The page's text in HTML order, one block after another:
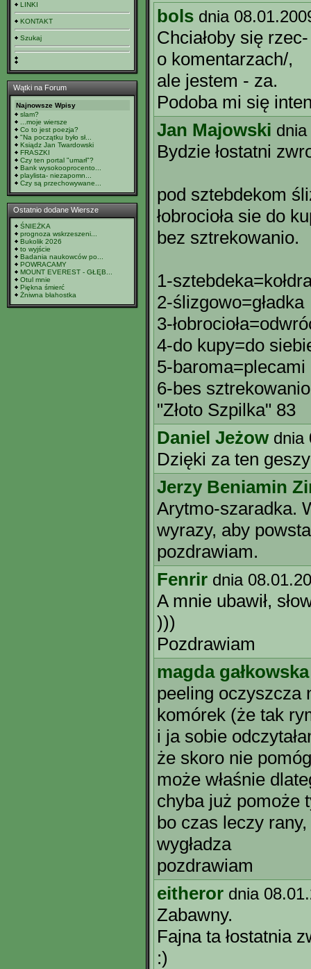
LINKI
KONTAKT
Szukaj
Wątki na Forum
Najnowsze Wpisy
slam?
...moje wiersze
Co to jest poezja?
"Na początku było sł...
Ksiądz Jan Twardowski
FRASZKI
Czy ten portal "umarł"?
Bank wysokooprocento...
playlista- niezapomn...
Czy są przechowywane...
Ostatnio dodane Wiersze
ŚNIEŻKA
prognoza wskrzeszeni...
Bukolik 2026
to wyjście
Badania naukowców po...
POWRACAMY
MOUNT EVEREST - GŁĘB...
Otul mnie
Piękna śmierć
Żniwna błahostka
bols dnia
Chciałoby się
o komentarzach/,
ale jestem - za.
Podoba mi się
Jan Majowski
Bydzie łostatni
pod sztebdekom
łobrocioła sie do
bez sztrekowanio.
1-
2-ślizgowo=gładka
3-
4-do kupy=do
5-baroma=plecami
6-bes
"Złoto Szpilka" 83
Daniel Jeżow dnia
Dzięki za ten
Jerzy Beniamin
Arytmo-szaradka.
wyrazy, aby
pozdrawiam.
Fenrir dnia
A mnie ubawił,
)))
Pozdrawiam
magda gałkowska
peeling oczyszcza
komórek (że tak
i ja sobie
że skoro nie
może właśnie
chyba już pomoże
bo czas leczy
wygładza
pozdrawiam
eitheror dnia
Zabawny.
Fajna ta łostatnia
:)